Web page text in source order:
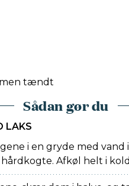
tændt
Sådan gør du
LAKS
i en gryde med vand
Afkøl helt i